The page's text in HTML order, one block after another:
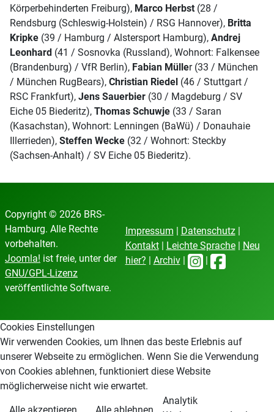
Körperbehinderten Freiburg), Marco Herbst (28 /
Rendsburg (Schleswig-Holstein) / RSG Hannover), Britta
Kripke (39 / Hamburg / Alstersport Hamburg), Andrej
Leonhard (41 / Sosnovka (Russland), Wohnort: Falkensee
(Brandenburg) / VfR Berlin), Fabian Müller (33 / München
/ München RugBears), Christian Riedel (46 / Stuttgart /
RSC Frankfurt), Jens Sauerbier (30 / Magdeburg / SV
Eiche 05 Biederitz), Thomas Schuwje (33 / Saran
(Kasachstan), Wohnort: Lenningen (BaWü) / Donauhaie
Illerrieden), Steffen Wecke (32 / Wohnort: Steckby
(Sachsen-Anhalt) / SV Eiche 05 Biederitz).
Copyright © 2026 BRS-
Hamburg. Alle Rechte
vorbehalten.
Joomla! ist freie, unter der
GNU/GPL-Lizenz
veröffentlichte Software.
Impressum Datenschutz|
Kontakt| Leichte Sprache|
Neu
hier?
Archiv|
Cookies Einstellungen
Wir verwenden Cookies, um Ihnen das beste Erlebnis auf
unserer Webseite zu ermöglichen. Wenn Sie die Verwendung
von Cookies ablehnen, funktioniert diese Website
möglicherweise nicht wie erwartet.
Analytik